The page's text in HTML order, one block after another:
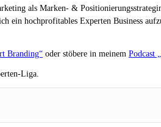
als Marken- &
ein hochprofitables Experten Business
Branding“ oder stöbere in meinem Podcast
Liga.